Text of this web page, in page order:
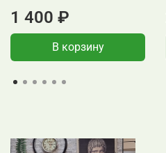
1 400 ₽
В корзину